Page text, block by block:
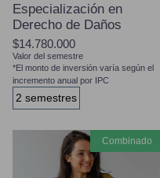
Especialización en
Derecho de Daños
$14.780.000
Valor del semestre
*El monto de inversión varía según el
incremento anual por IPC
2 semestres
combinado